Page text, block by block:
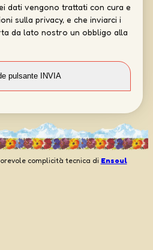
dati vengono trattati con cura e
sulla privacy, e che inviarci i
da lato nostro un obbligo alla
complicità tecnica di Ensoul